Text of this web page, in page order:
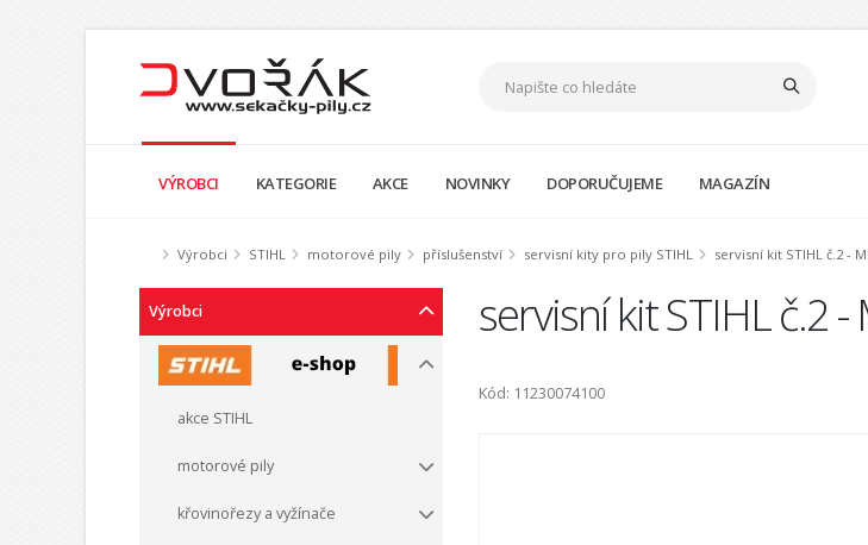
VÝROBCI KATEGORIE AKCE NOVINKY DOPORUČUJEME MAGAZÍN
Výrobci STIHL motorové pily příslušenství servisní kity pro pily STIHL servisní kit STIHL č.2 -
Výrobci
akce STIHL
motorové pily
křovinořezy a vyžínače
servisní kit STIHL č.2
Kód: 11230074100